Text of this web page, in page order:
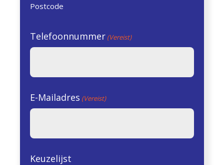
Postcode
Telefoonnummer (Vereist)
E-Mailadres (Vereist)
Keuzelijst